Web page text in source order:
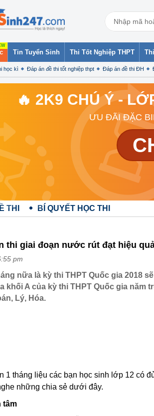
Tin Tuyển Sinh Thi Tốt Nghiệp THPT
học kì Đáp án đề thi tốt nghiệp thpt Đáp án đề thi ĐH
🔥 2K9 CHÚ Ý -
ƯU ĐÃI ĐẶC
THI BÍ QUYẾT HỌC THI
thi giai đoạn nước rút đạt hiệu
pm
nữa là kỳ thi THPT Quốc gia 2018
khối A của kỳ thi THPT Quốc gia
Lý, Hóa.
1 tháng liệu các bạn học sinh lớp 12 có
những chia sẻ dưới đây.
tâm